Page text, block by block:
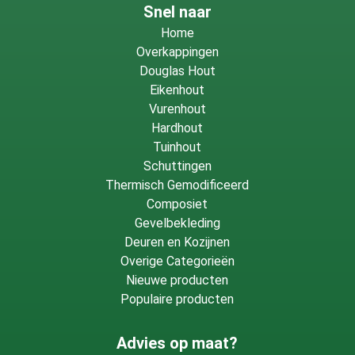
onderbouw gebruiken achter
de gevelbekleding?
Dat is sterk aan te raden. Een ventilerende spouw achter
de planken zorgt ervoor dat eventueel vocht snel kan
verdampen. Dit verlengt de levensduur van zowel de
bekleding als de onderliggende constructie, ongeacht
welke houtsoort u gebruikt.
Snel naar
Home
Overkappingen
Douglas Hout
Eikenhout
Vurenhout
Hardhout
Tuinhout
Schuttingen
Thermisch Gemodificeerd
Composiet
Gevelbekleding
Deuren en Kozijnen
Overige Categorieën
Nieuwe producten
Populaire producten
Advies op maat?